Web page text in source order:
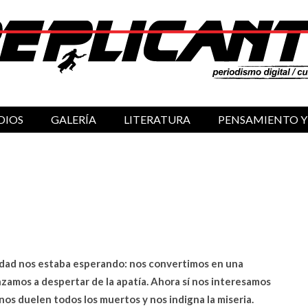
GALERÍA LITERATURA PENSAMIENTO
nos estaba esperando: nos convertimos en una
a despertar de la apatía. Ahora sí nos interesamos
duelen todos los muertos y nos indigna la miseria.